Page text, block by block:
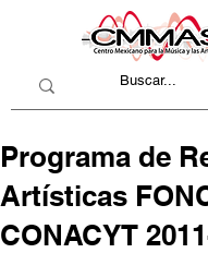
Programa de
Artísticas
CONACYT